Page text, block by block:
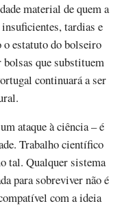
material de quem a
tardias e
o estatuto do bolseiro
que substituem
continuará a ser
ataque à ciência – é
Trabalho científico
tal. Qualquer sistema
para sobreviver não é
com a ideia